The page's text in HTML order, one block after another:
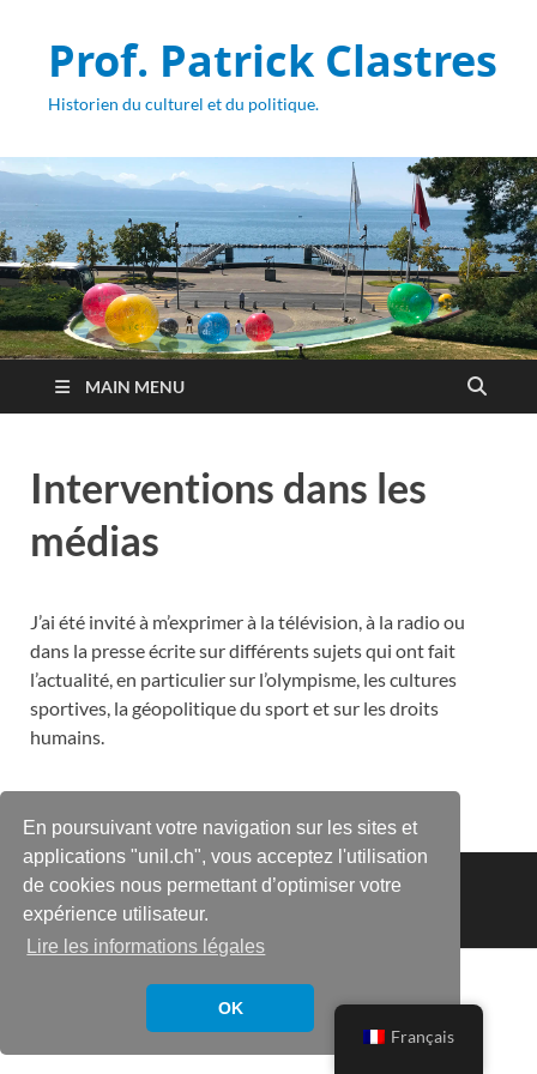
En poursuivant votre navigation sur les sites et
applications "unil.ch", vous acceptez l'utilisation
de cookies nous permettant d’optimiser votre
expérience utilisateur.
Lire les informations légales
OK
Prof. Patrick Clastres
Historien du culturel et du politique.
MAIN MENU
Interventions dans les
médias
J’ai été invité à m’exprimer à la télévision, à la radio ou
dans la presse écrite sur différents sujets qui ont fait
l’actualité, en particulier sur l’olympisme, les cultures
sportives, la géopolitique du sport et sur les droits
humains.
Copyright © 2026 Prof. Patrick Clastres.
Powered by WordPressand
Français